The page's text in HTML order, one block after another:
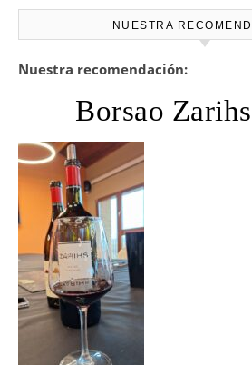
NUESTRA
Nuestra recomendación:
Borsao